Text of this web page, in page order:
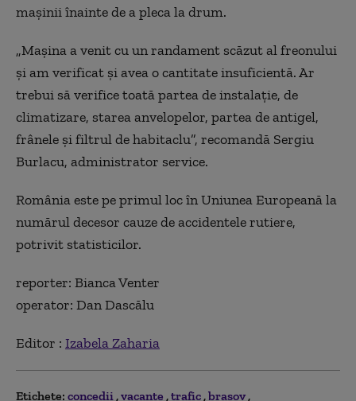
mașinii înainte de a pleca la drum.
„Mașina a venit cu un randament scăzut al freonului
și am verificat și avea o cantitate insuficientă. Ar
trebui să verifice toată partea de instalație, de
climatizare, starea anvelopelor, partea de antigel,
frânele și filtrul de habitaclu”, recomandă Sergiu
Burlacu, administrator service.
România este pe primul loc în Uniunea Europeană la
numărul decesor cauze de accidentele rutiere,
potrivit statisticilor.
reporter: Bianca Venter
operator: Dan Dascălu
Editor : Izabela Zaharia
Etichete: concedii vacante trafic brasov